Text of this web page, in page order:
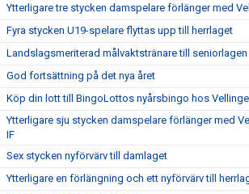
Ytterligare tre stycken damspelare förlänger med
Fyra stycken U19-spelare flyttas upp till herrlaget
Landslagsmeriterad målvaktstränare till seniorlagen
God fortsättning på det nya året
Köp din lott till BingoLottos nyårsbingo hos
Ytterligare sju stycken damspelare förlänger med
IF
Sex stycken nyförvärv till damlaget
Ytterligare en förlängning och ett nyförvärv till